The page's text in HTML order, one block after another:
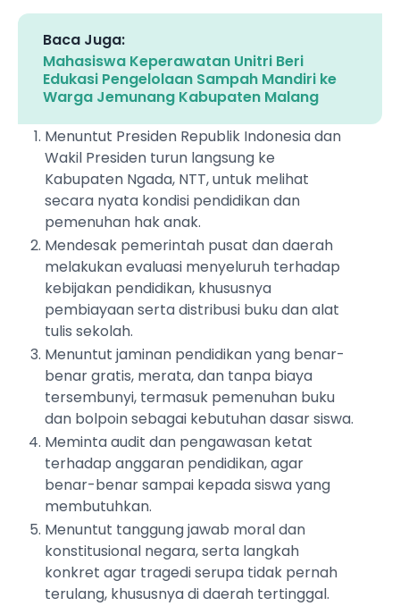
Baca Juga:
Mahasiswa Keperawatan Unitri Beri
Edukasi Pengelolaan Sampah Mandiri ke
Warga Jemunang Kabupaten Malang
Menuntut Presiden Republik Indonesia dan
Wakil Presiden turun langsung ke
Kabupaten Ngada, NTT, untuk melihat
secara nyata kondisi pendidikan dan
pemenuhan hak anak.
Mendesak pemerintah pusat dan daerah
melakukan evaluasi menyeluruh terhadap
kebijakan pendidikan, khususnya
pembiayaan serta distribusi buku dan alat
tulis sekolah.
Menuntut jaminan pendidikan yang benar-
benar gratis, merata, dan tanpa biaya
tersembunyi, termasuk pemenuhan buku
dan bolpoin sebagai kebutuhan dasar siswa.
Meminta audit dan pengawasan ketat
terhadap anggaran pendidikan, agar
benar-benar sampai kepada siswa yang
membutuhkan.
Menuntut tanggung jawab moral dan
konstitusional negara, serta langkah
konkret agar tragedi serupa tidak pernah
terulang, khususnya di daerah tertinggal.